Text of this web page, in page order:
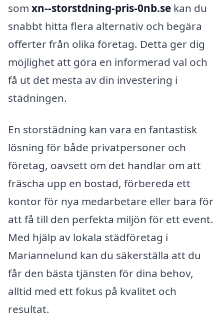
som xn--storstdning-pris-0nb.se kan du
snabbt hitta flera alternativ och begära
offerter från olika företag. Detta ger dig
möjlighet att göra en informerad val och
få ut det mesta av din investering i
städningen.
En storstädning kan vara en fantastisk
lösning för både privatpersoner och
företag, oavsett om det handlar om att
fräscha upp en bostad, förbereda ett
kontor för nya medarbetare eller bara för
att få till den perfekta miljön för ett event.
Med hjälp av lokala städföretag i
Mariannelund kan du säkerställa att du
får den bästa tjänsten för dina behov,
alltid med ett fokus på kvalitet och
resultat.